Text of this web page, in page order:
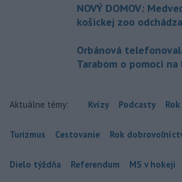
NOVÝ DOMOV:
košickej zoo
Orbánová
Tarabom o pomoci na
Aktuálne témy: Kvízy Podcasty
Turizmus Cestovanie Rok
Dielo týždňa Referendum MS v hokeji